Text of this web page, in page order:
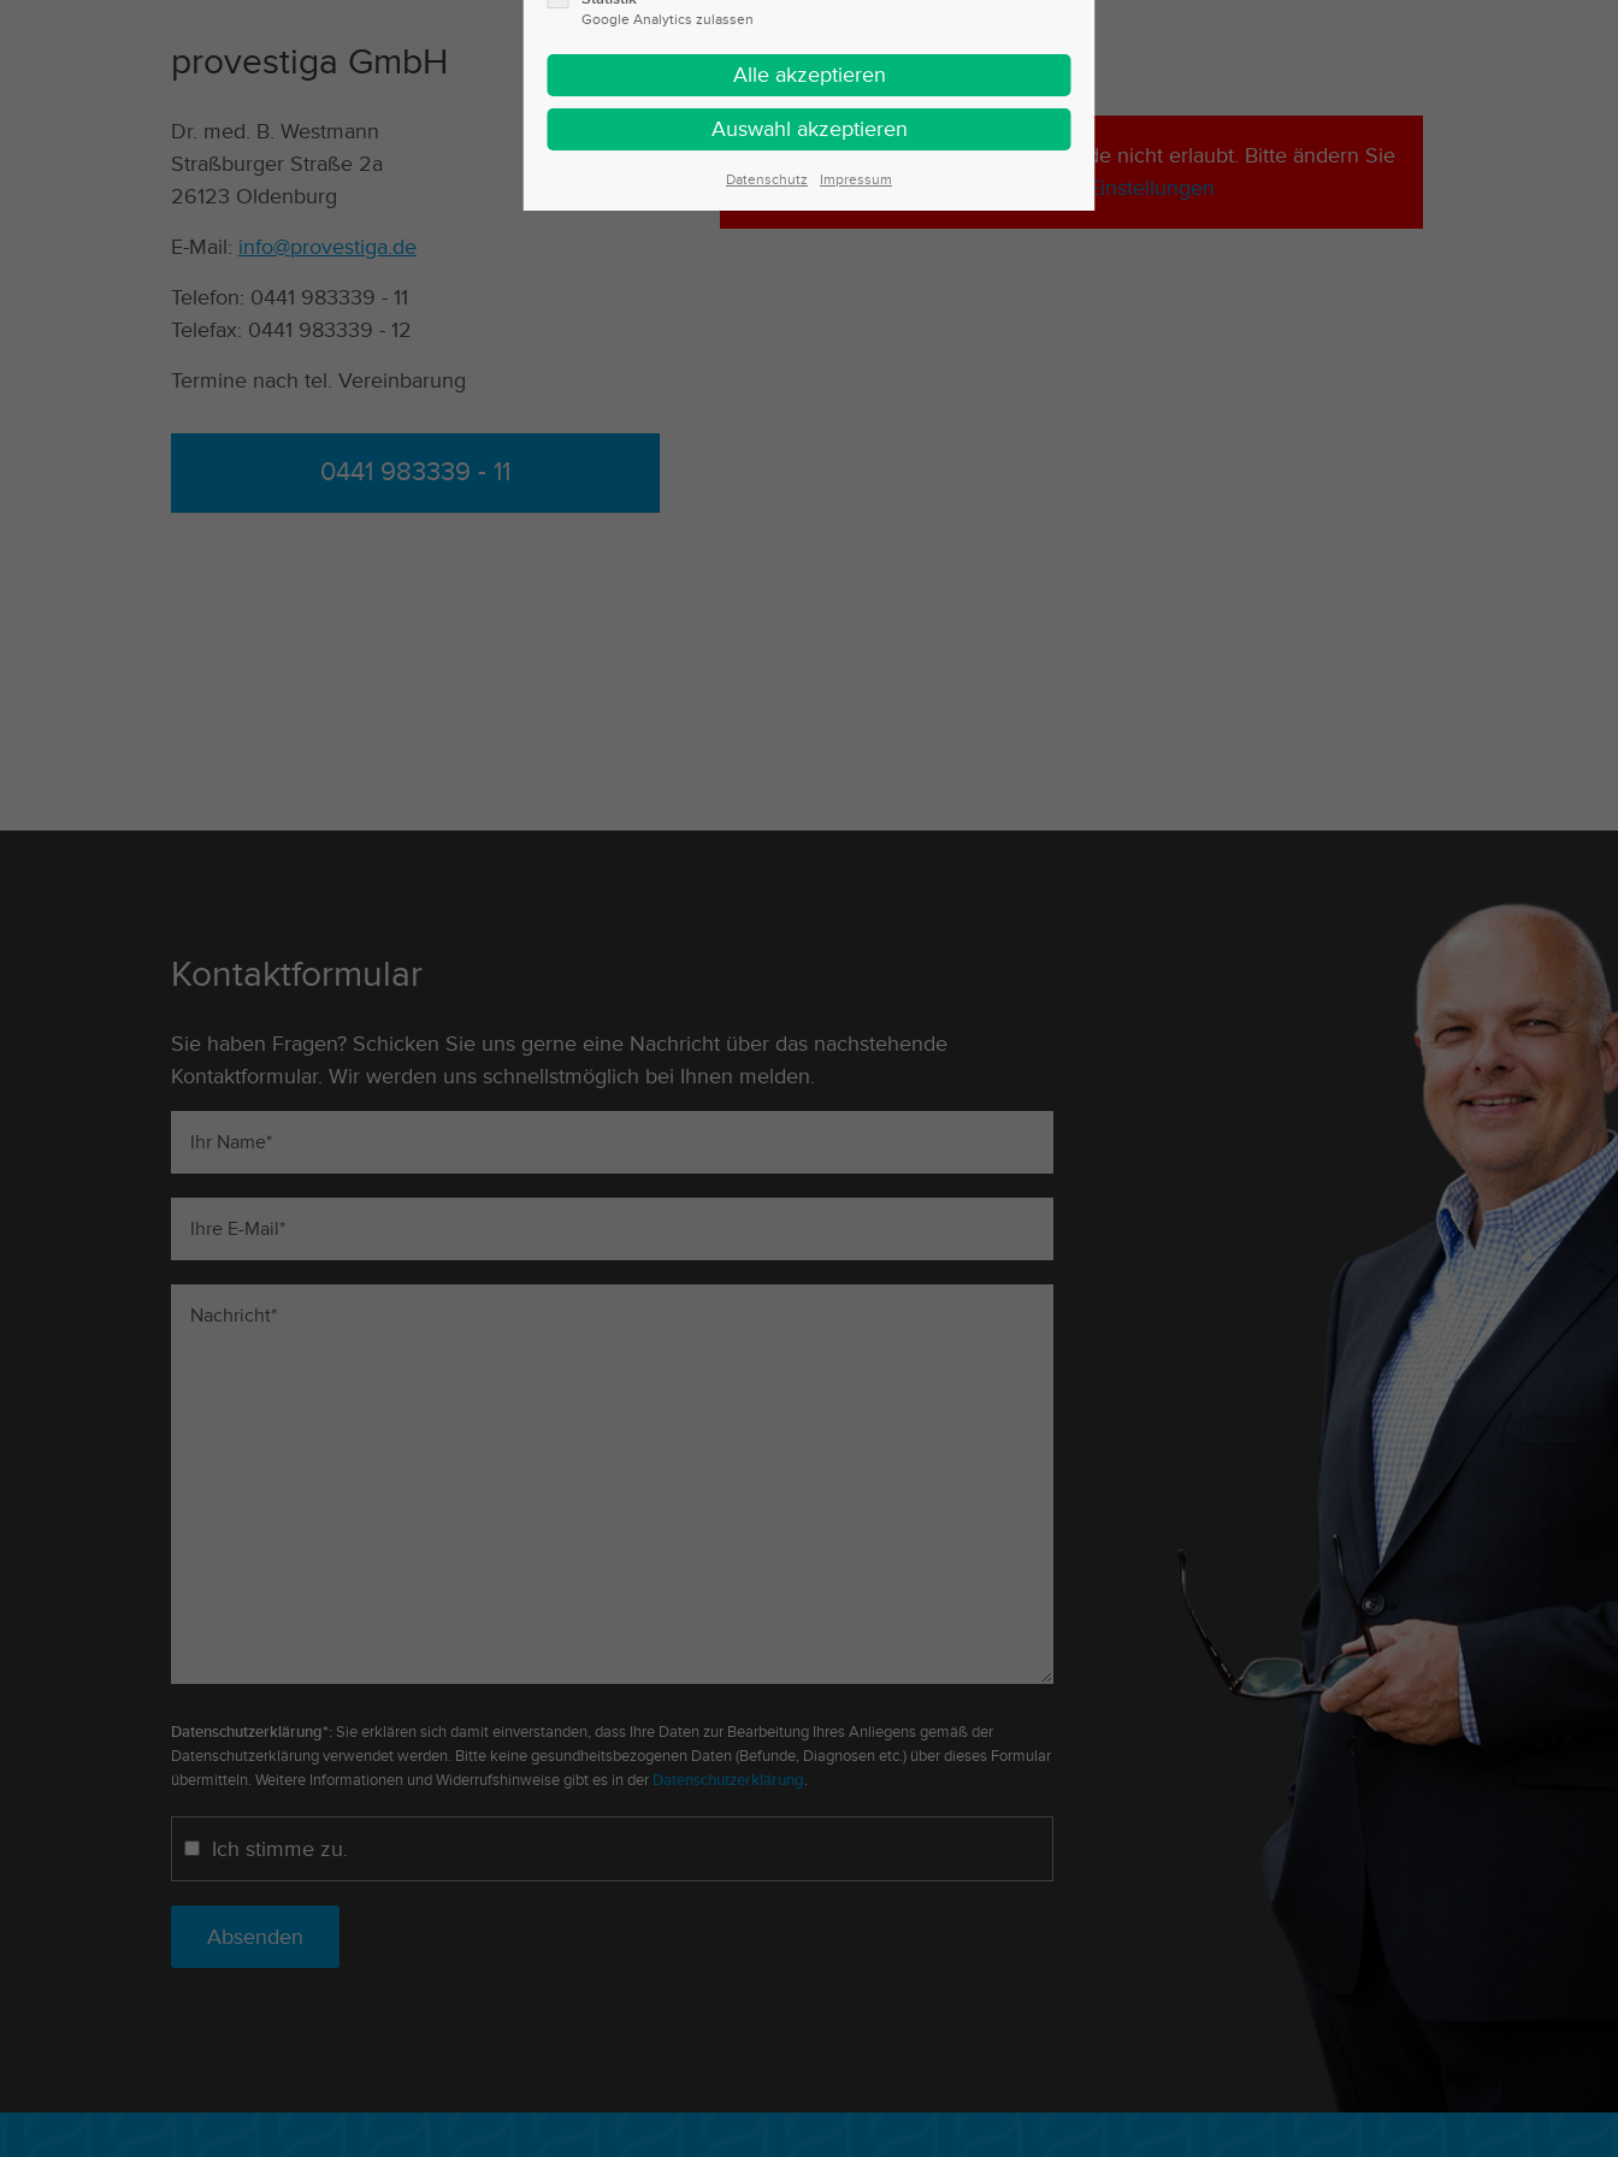
provestiga GmbH
Dr. med. B. Westmann
Straßburger Straße 2a
26123 Oldenburg
E-Mail: info@provestiga.de
Telefon: 0441 983339 - 11
Telefax: 0441 983339 - 12
Termine nach tel. Vereinbarung
0441 983339 - 11
Ihr Weg zu uns
Das Laden von OpenStreetMap wurde nicht erlaubt. Bitte ändern Sie
Datenschutz-Einstellungen
Kontaktformular
Sie haben Fragen? Schicken Sie uns gerne eine Nachricht über das nachstehende
Kontaktformular. Wir werden uns schnellstmöglich bei Ihnen melden.
Datenschutzerklärung*: Sie erklären sich damit einverstanden, dass Ihre Daten zur Bearbeitung Ihres Anliegens gemäß der
Datenschutzerklärung verwendet werden. Bitte keine gesundheitsbezogenen Daten (Befunde, Diagnosen etc.) über dieses Formular
übermitteln. Weitere Informationen und Widerrufshinweise gibt es in der Datenschutzerklärung.
Ich stimme zu.
Absenden
Google Analytics zulassen
Datenschutz Impressum